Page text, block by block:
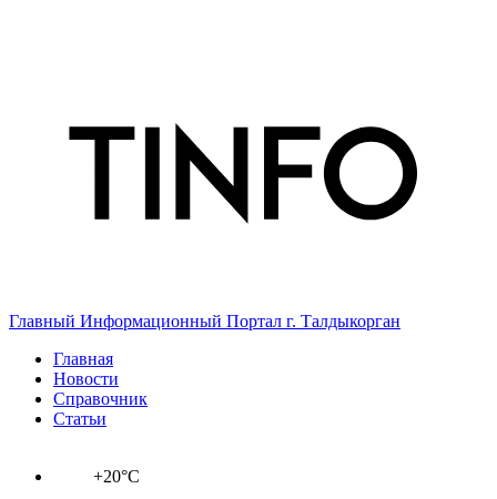
Главный Информационный Портал г. Талдыкорган
Главная
Новости
Справочник
Статьи
+20°C